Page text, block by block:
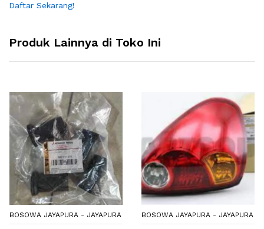
Daftar Sekarang!
Produk Lainnya di Toko Ini
BOSOWA JAYAPURA - JAYAPURA BOSOWA JAYAPURA - JAYAPURA